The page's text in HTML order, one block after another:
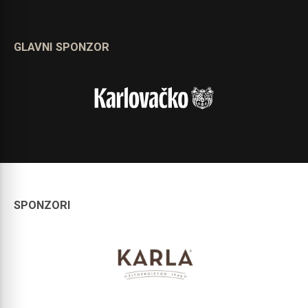
GLAVNI SPONZOR
SPONZORI